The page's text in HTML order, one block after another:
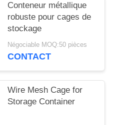
Conteneur métallique
robuste pour cages de
stockage
Négociable MOQ:50 pièces
CONTACT
Wire Mesh Cage for
Storage Container